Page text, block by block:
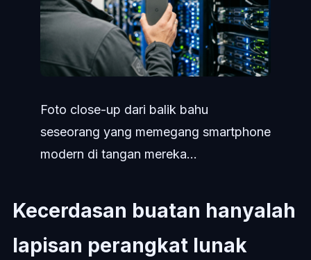
Foto close-up dari balik bahu
seseorang yang memegang smartphone
modern di tangan mereka...
Kecerdasan buatan hanyalah
lapisan perangkat lunak